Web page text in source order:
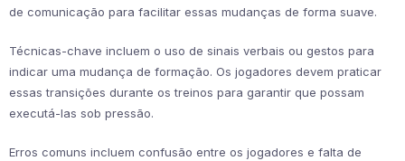
de comunicação para facilitar essas mudanças de forma suave.
Técnicas-chave incluem o uso de sinais verbais ou gestos para
indicar uma mudança de formação. Os jogadores devem praticar
essas transições durante os treinos para garantir que possam
executá-las sob pressão.
Erros comuns incluem confusão entre os jogadores e falta de